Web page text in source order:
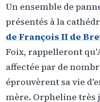
Un ensemble de
présentés à la
de François II de
Foix, rappelleront
affectée par de
éprouvèrent sa vie
mère. Orpheline très